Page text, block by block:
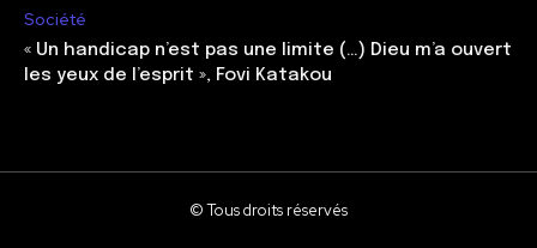
Société
« Un handicap n’est pas une limite (…) Dieu m’a ouvert
les yeux de l’esprit », Fovi Katakou
© Tous droits réservés